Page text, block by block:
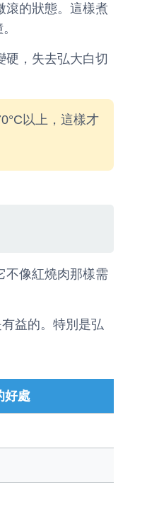
滾的狀態。這樣煮
，失去弘大白切
以上，這樣才
不像紅燒肉那樣需
益的。特別是弘
好處